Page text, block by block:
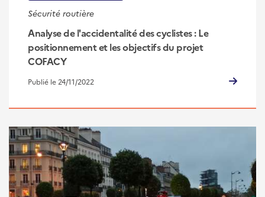
Sécurité routière
Analyse de l'accidentalité des cyclistes : Le
positionnement et les objectifs du projet
COFACY
Publié le 24/11/2022